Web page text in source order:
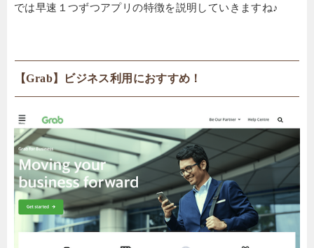
では早速１つずつアプリの特徴を説明していきますね♪
【Grab】ビジネス利用におすすめ！